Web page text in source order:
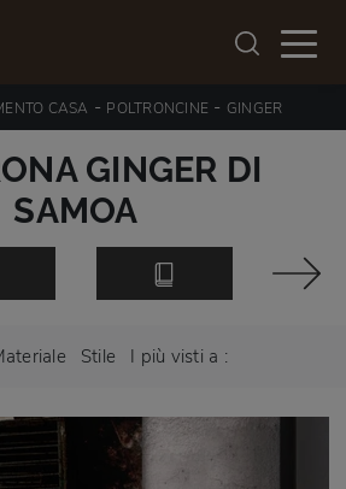
CASA - POLTRONCINE - GINGER
GINGER DI
SAMOA
Stile I più visti a :